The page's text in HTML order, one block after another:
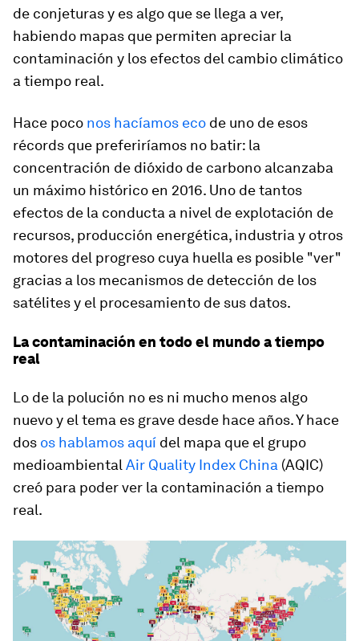
de conjeturas y es algo que se llega a ver,
habiendo mapas que permiten apreciar la
contaminación y los efectos del cambio climático
a tiempo real.
Hace poco nos hacíamos eco de uno de esos
récords que preferiríamos no batir: la
concentración de dióxido de carbono alcanzaba
un máximo histórico en 2016. Uno de tantos
efectos de la conducta a nivel de explotación de
recursos, producción energética, industria y otros
motores del progreso cuya huella es posible "ver"
gracias a los mecanismos de detección de los
satélites y el procesamiento de sus datos.
La contaminación en todo el mundo a tiempo
real
Lo de la polución no es ni mucho menos algo
nuevo y el tema es grave desde hace años. Y hace
dos os hablamos aquí del mapa que el grupo
medioambiental Air Quality Index China (AQIC)
creó para poder ver la contaminación a tiempo
real.